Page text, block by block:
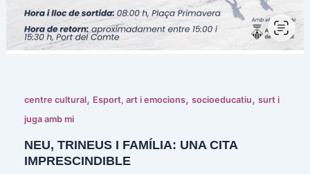
centre cultural, Esport, art i emocions, socioeducatiu , surt i
juga amb mi
NEU, TRINEUS I FAMÍLIA: UNA CITA
IMPRESCINDIBLE